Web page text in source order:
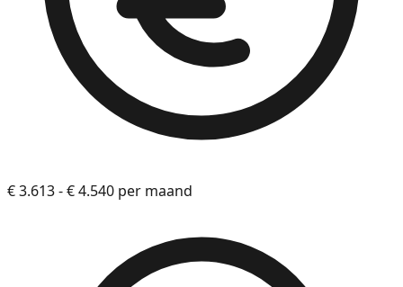
€ 3.613 - € 4.540 per maand